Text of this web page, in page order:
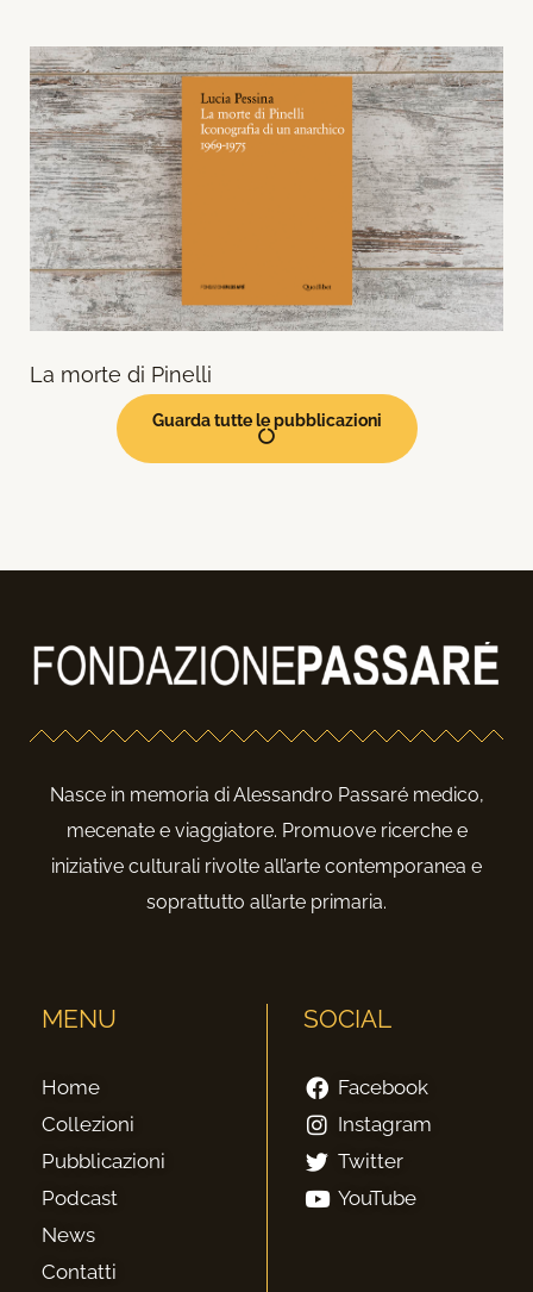
La morte di Pinelli
Guarda tutte le pubblicazioni
Nasce in memoria di Alessandro Passaré medico,
mecenate e viaggiatore. Promuove ricerche e
iniziative culturali rivolte all’arte contemporanea e
soprattutto all’arte primaria.
MENU
Home
Collezioni
Pubblicazioni
Podcast
News
Contatti
SOCIAL
Facebook
Instagram
Twitter
YouTube